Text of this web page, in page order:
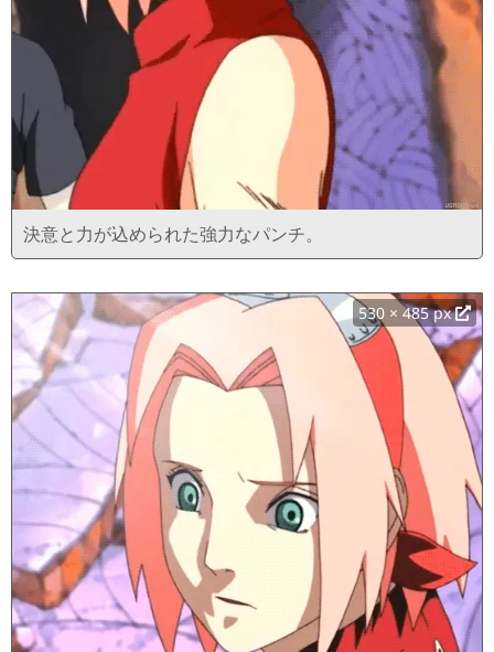
決意と力が込められた強力なパンチ。
530 × 485 px